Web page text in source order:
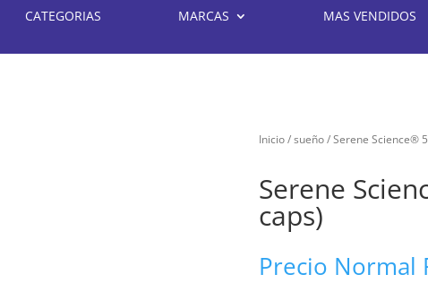
CATEGORIAS MARCAS MAS VENDIDOS
Inicio/sueño/ Serene Science®
Serene
caps)
Precio Normal